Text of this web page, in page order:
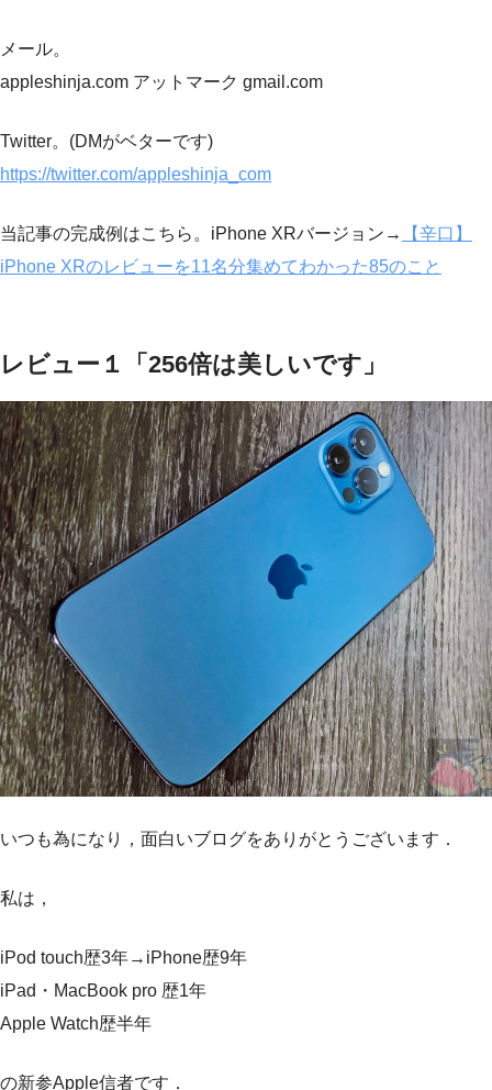
メール。
appleshinja.com アットマーク gmail.com
Twitter。(DMがベターです)
https://twitter.com/appleshinja_com
当記事の完成例はこちら。iPhone XRバージョン→
【辛口】
iPhone XRのレビューを11名分集めてわかった85のこと
レビュー１「256倍は美しいです」
いつも為になり，面白いブログをありがとうございます．
私は，
iPod touch歴3年→iPhone歴9年
iPad・MacBook pro 歴1年
Apple Watch歴半年
の新参Apple信者です．